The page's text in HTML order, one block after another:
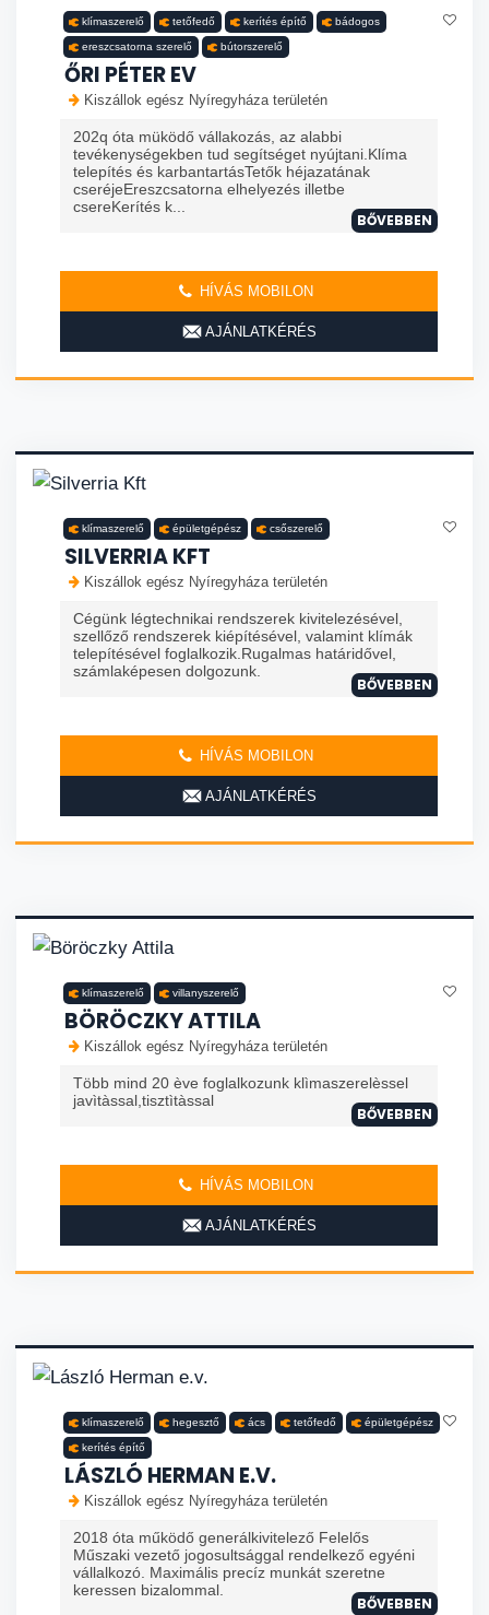
klímaszerelő tetőfedő kerítés építő bádogos
ereszcsatorna szerelő bútorszerelő
ŐRI PÉTER EV
Kiszállok egész Nyíregyháza területén
202q óta müködő vállakozás, az alabbi
tevékenységekben tud segítséget nyújtani.Klíma
telepítés és karbantartásTetők héjazatának
cseréjeEreszcsatorna elhelyezés illetbe
csereKerítés k...
BŐVEBBEN
HÍVÁS MOBILON
AJÁNLATKÉRÉS
klímaszerelő épületgépész csőszerelő
SILVERRIA KFT
Kiszállok egész Nyíregyháza területén
Cégünk légtechnikai rendszerek kivitelezésével,
szellőző rendszerek kiépítésével, valamint klímák
telepítésével foglalkozik.Rugalmas határidővel,
számlaképesen dolgozunk.
BŐVEBBEN
HÍVÁS MOBILON
AJÁNLATKÉRÉS
klímaszerelő villanyszerelő
BÖRÖCZKY ATTILA
Kiszállok egész Nyíregyháza területén
Több mind 20 ève foglalkozunk klìmaszerelèssel
javìtàssal,tisztìtàssal
BŐVEBBEN
HÍVÁS MOBILON
AJÁNLATKÉRÉS
klímaszerelő hegesztő ács tetőfedő épületgépész
kerítés építő
LÁSZLÓ HERMAN E.V.
Kiszállok egész Nyíregyháza területén
2018 óta működő generálkivitelező Felelős
Műszaki vezető jogosultsággal rendelkező egyéni
vállalkozó. Maximális precíz munkát szeretne
keressen bizalommal.
BŐVEBBEN